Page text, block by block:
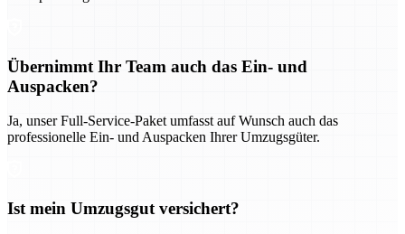
Übernimmt Ihr Team auch das Ein- und
Auspacken?
Ja, unser Full-Service-Paket umfasst auf Wunsch auch das
professionelle Ein- und Auspacken Ihrer Umzugsgüter.
Ist mein Umzugsgut versichert?